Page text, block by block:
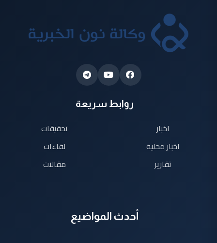
روابط سريعة
اخبار
اخبار محلية
تقارير
تحقيقات
لقاءات
مقالات
أحدث المواضيع